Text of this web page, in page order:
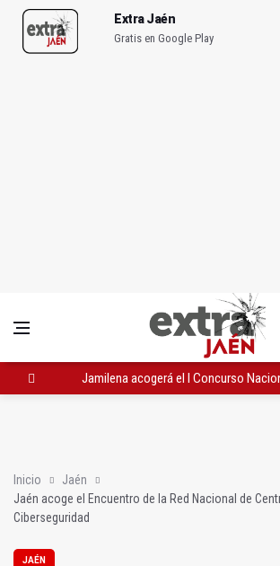
Extra Jaén
Gratis en Google Play
Jamilena acogerá el I Concurso
Inicio
Jaén
Jaén acoge el Encuentro de la Red Nacional de
Ciberseguridad
JAÉN